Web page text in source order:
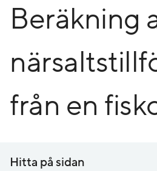
Beräkning
från en
Hitta på sidan